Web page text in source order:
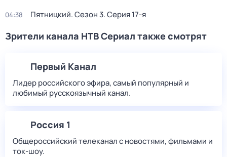
04:38 Пятницкий. Сезон 3. Серия 17-я
Зрители канала НТВ Сериал также смотрят
Первый Канал
Лидер российского эфира, самый популярный и
любимый русскоязычный канал.
Россия 1
Общероссийский телеканал с новостями, фильмами и
ток-шоу.